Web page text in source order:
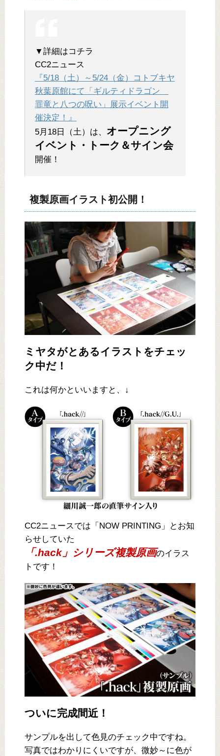
▼詳細はコチラ
CC2ニュース
『5/18（土）～5/24（金）コトブキヤ
秋葉原館にて「ギルティドラゴン
罪竜と八つの呪い」展示イベント開
催決定！』
5月18日（土）は、 オープニング
イベント・トーク＆サイン会
開催！
複製原画イラスト初公開！
ミヤタがとあるイラストをチェッ
ク中だ！
これは何かといいますと、↓
CC2ニュースでは「NOW PRINTING」とお知
らせしていた
「.hack」シリーズ複製原画のイラス
トです！
ついに完成間近！
サンプルを出して色見のチェック中ですね。
写真ではわかりにくいですが、微妙～に色が